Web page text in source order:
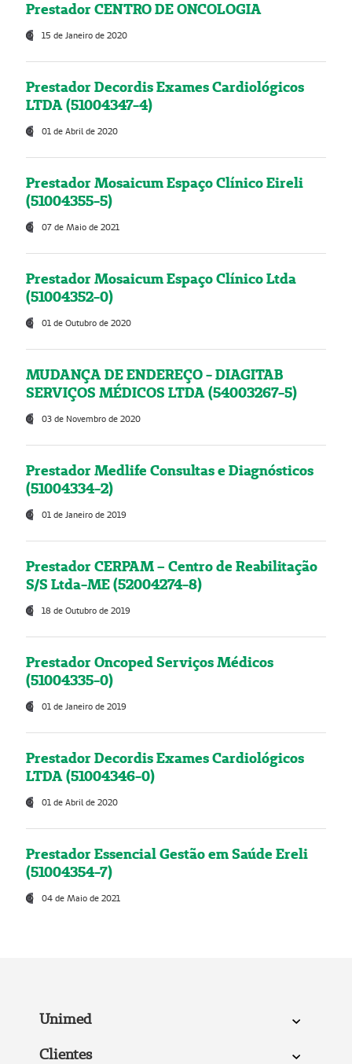
Prestador CENTRO DE ONCOLOGIA
15 de Janeiro de 2020
Prestador Decordis Exames Cardiológicos
LTDA (51004347-4)
01 de Abril de 2020
Prestador Mosaicum Espaço Clínico Eireli
(51004355-5)
07 de Maio de 2021
Prestador Mosaicum Espaço Clínico Ltda
(51004352-0)
01 de Outubro de 2020
MUDANÇA DE ENDEREÇO - DIAGITAB
SERVIÇOS MÉDICOS LTDA (54003267-5)
03 de Novembro de 2020
Prestador Medlife Consultas e Diagnósticos
(51004334-2)
01 de Janeiro de 2019
Prestador CERPAM – Centro de Reabilitação
S/S Ltda-ME (52004274-8)
18 de Outubro de 2019
Prestador Oncoped Serviços Médicos
(51004335-0)
01 de Janeiro de 2019
Prestador Decordis Exames Cardiológicos
LTDA (51004346-0)
01 de Abril de 2020
Prestador Essencial Gestão em Saúde Ereli
(51004354-7)
04 de Maio de 2021
Unimed
Clientes